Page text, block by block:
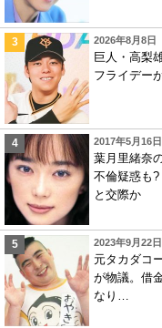
2026年8月8日
巨人・高梨
フライデー
2017年5月16
葉月里緒奈
不倫疑惑も
と交際か
2023年9月22
元タカダコ
が物議。借
なり…